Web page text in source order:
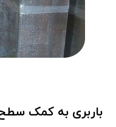
باربری به کمک